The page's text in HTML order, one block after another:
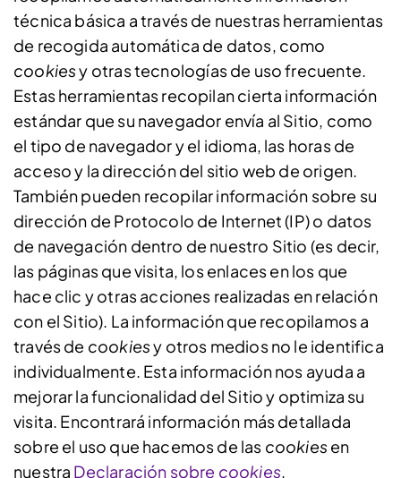
técnica básica a través de nuestras herramientas
de recogida automática de datos, como
cookiesy otras tecnologías de uso frecuente.
Estas herramientas recopilan cierta información
estándar que su navegador envía al Sitio, como
el tipo de navegador y el idioma, las horas de
acceso y la dirección del sitio web de origen.
También pueden recopilar información sobre su
dirección de Protocolo de Internet (IP) o datos
de navegación dentro de nuestro Sitio (es decir,
las páginas que visita, los enlaces en los que
hace clic y otras acciones realizadas en relación
con el Sitio). La información que recopilamos a
través de cookiesy otros medios no le identifica
individualmente. Esta información nos ayuda a
mejorar la funcionalidad del Sitio y optimiza su
visita. Encontrará información más detallada
sobre el uso que hacemos de las cookiesen
nuestra Declaración sobre cookies.